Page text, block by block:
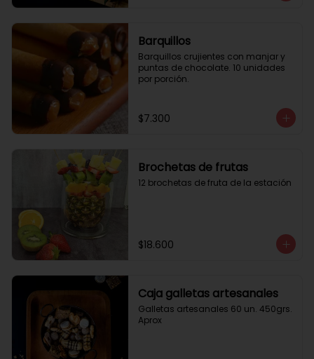
Barquillos
Barquillos crujientes con manjar y
puntas de chocolate. 10 unidades
por porción.
$7.300
Brochetas de frutas
12 brochetas de fruta de la estación
$18.600
Caja galletas artesanales
Galletas artesanales 60 un. 450grs.
Aprox